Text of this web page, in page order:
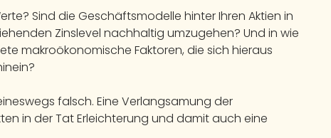
Sind die Geschäftsmodelle hinter Ihren Aktien in
Zinslevel nachhaltig umzugehen? Und in wie
makroökonomische Faktoren, die sich hieraus
falsch. Eine Verlangsamung der
in der Tat Erleichterung und damit auch eine